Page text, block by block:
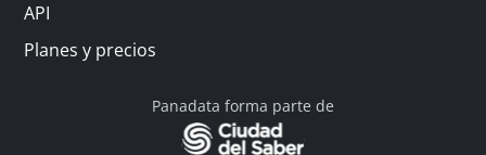
API
Planes y precios
Panadata forma parte de